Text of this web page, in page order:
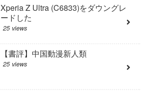
Xperia Z Ultra (C6833)をダウングレ
ードした
25 views
【書評】中国動漫新人類
25 views